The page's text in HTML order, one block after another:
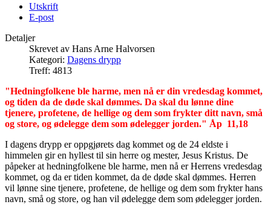
Utskrift
E-post
Detaljer
Skrevet av Hans Arne Halvorsen
Kategori: Dagens drypp
Treff: 4813
"Hedningfolkene ble harme, men nå er din vredesdag kommet,
og tiden da de døde skal dømmes. Da skal du lønne dine
tjenere, profetene, de hellige og dem som frykter ditt navn, små
og store, og ødelegge dem som ødelegger jorden." Åp 11,18
I dagens drypp er oppgjørets dag kommet og de 24 eldste i
himmelen gir en hyllest til sin herre og mester, Jesus Kristus. De
påpeker at hedningfolkene ble harme, men nå er Herrens vredesdag
kommet, og da er tiden kommet, da de døde skal dømmes. Herren
vil lønne sine tjenere, profetene, de hellige og dem som frykter hans
navn, små og store, og han vil ødelegge dem som ødelegger jorden.